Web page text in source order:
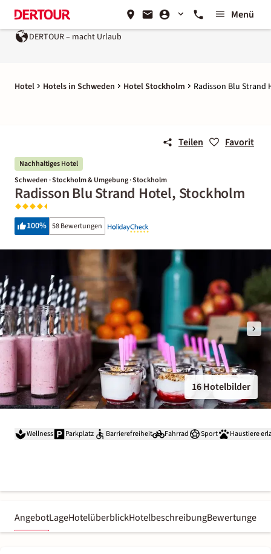
Menü
DERTOUR – macht Urlaub
Hotel Hotels in Schweden Hotel Stockholm Radisson Blu
Teilen Favorit
Nachhaltiges Hotel
Schweden · Stockholm & Umgebung · Stockholm
Radisson Blu Strand Hotel, Stockholm
100% 58 Bewertungen
16 Hotelbilder
Wellness Parkplatz Barrierefreiheit Fahrrad Sport Haustiere
AngebotLageHotelüberblickHotelbeschreibungBewertungen